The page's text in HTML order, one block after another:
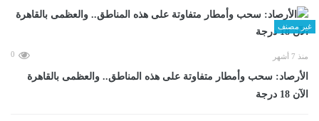
غير مصنف
منذ 7 أشهر 0
الأرصاد: سحب وأمطار متفاوتة على هذه المناطق.. والعظمى بالقاهرة
الآن 18 درجة